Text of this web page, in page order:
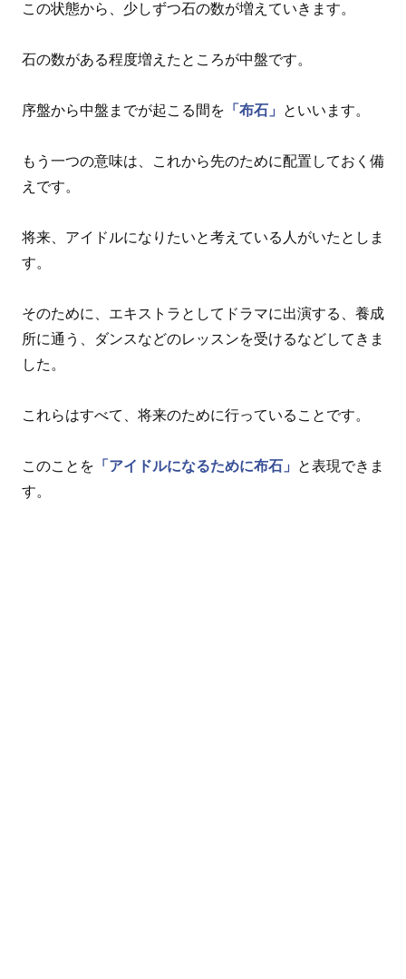
この状態から、少しずつ石の数が増えていきます。
石の数がある程度増えたところが中盤です。
序盤から中盤までが起こる間を 「布石」 といいます。
もう一つの意味は、これから先のために配置しておく備
えです。
将来、アイドルになりたいと考えている人がいたとしま
す。
そのために、エキストラとしてドラマに出演する、養成
所に通う、ダンスなどのレッスンを受けるなどしてきま
した。
これらはすべて、将来のために行っていることです。
このことを 「アイドルになるために布石」
と表現できま
す。